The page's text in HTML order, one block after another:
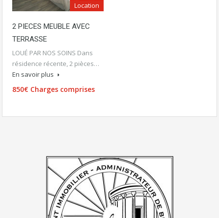
Location
2 PIECES MEUBLE AVEC
TERRASSE
LOUÉ PAR NOS SOINS Dans
résidence récente, 2 pièces…
En savoir plus
850€ Charges comprises